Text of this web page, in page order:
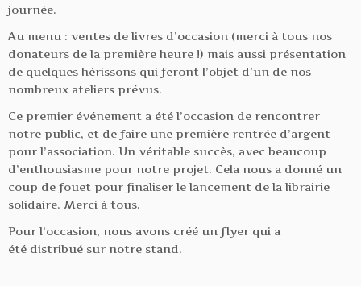
journée.
Au menu : ventes de livres d’occasion (merci à tous nos
donateurs de la première heure !) mais aussi présentation
de quelques hérissons qui feront l’objet d’un de nos
nombreux ateliers prévus.
Ce premier événement a été l’occasion de rencontrer
notre public, et de faire une première rentrée d’argent
pour l’association. Un véritable succès, avec beaucoup
d’enthousiasme pour notre projet. Cela nous a donné un
coup de fouet pour finaliser le lancement de la librairie
solidaire. Merci à tous.
Pour l’occasion, nous avons créé un flyer qui a
été distribué sur notre stand.